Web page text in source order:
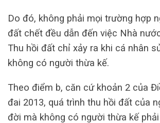
Do đó, không phải mọi trường hợp
đất chết đều dẫn đến việc Nhà
Thu hồi đất chỉ xảy ra khi cá nhân
không có người thừa kế.
Theo điểm b, căn cứ khoản 2 của
đai 2013, quá trình thu hồi đất của
đời mà không có người thừa kế